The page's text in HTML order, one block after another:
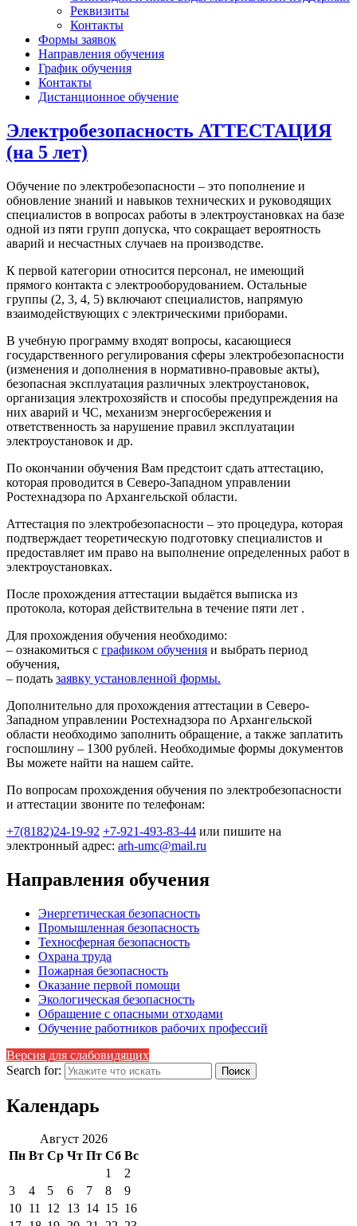
Реквизиты
Контакты
Формы заявок
Направления обучения
График обучения
Контакты
Дистанционное обучение
Электробезопасность АТТЕСТАЦИЯ
(на 5 лет)
Обучение по электробезопасности – это пополнение и
обновление знаний и навыков технических и руководящих
специалистов в вопросах работы в электроустановках на базе
одной из пяти групп допуска, что сокращает вероятность
аварий и несчастных случаев на производстве.
К первой категории относится персонал, не имеющий
прямого контакта с электрооборудованием. Остальные
группы (2, 3, 4, 5) включают специалистов, напрямую
взаимодействующих с электрическими приборами.
В учебную программу входят вопросы, касающиеся
государственного регулирования сферы электробезопасности
(изменения и дополнения в нормативно-правовые акты),
безопасная эксплуатация различных электроустановок,
организация электрохозяйств и способы предупреждения на
них аварий и ЧС, механизм энергосбережения и
ответственность за нарушение правил эксплуатации
электроустановок и др.
По окончании обучения Вам предстоит сдать аттестацию,
которая проводится в Северо-Западном управлении
Ростехнадзора по Архангельской области.
Аттестация по электробезопасности – это процедура, которая
подтверждает теоретическую подготовку специалистов и
предоставляет им право на выполнение определенных работ в
электроустановках.
После прохождения аттестации выдаётся выписка из
протокола, которая действительна в течение пяти лет .
Для прохождения обучения необходимо:
– ознакомиться с графиком обучения и выбрать период
обучения,
– подать заявку установленной формы.
Дополнительно для прохождения аттестации в Северо-
Западном управлении Ростехнадзора по Архангельской
области необходимо заполнить обращение, а также заплатить
госпошлину – 1300 рублей. Необходимые формы документов
Вы можете найти на нашем сайте.
По вопросам прохождения обучения по электробезопасности
и аттестации звоните по телефонам:
+7(8182)24-19-92 +7-921-493-83-44 или пишите на
электронный адрес: arh-umc@mail.ru
Направления обучения
Энергетическая безопасность
Промышленная безопасность
Техносферная безопасность
Охрана труда
Пожарная безопасность
Оказание первой помощи
Экологическая безопасность
Обращение с опасными отходами
Обучение работников рабочих профессий
Версия для слабовидящих
Search for:
Календарь
Август 2026
Пн Вт Ср Чт Пт Сб Вс
1
2
3
4 5 6 7 8
9
10 11 12 13 14 15 16